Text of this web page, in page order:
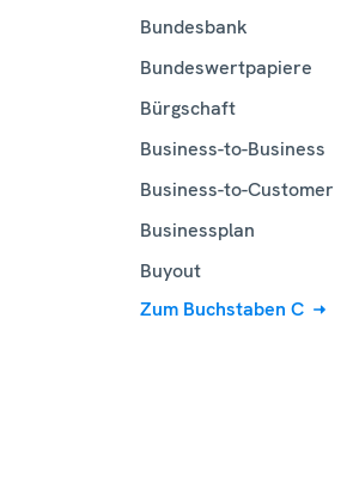
Bundesbank
Bundeswertpapiere
Bürgschaft
Business-to-Business
Business-to-Customer
Businessplan
Buyout
Zum Buchstaben C